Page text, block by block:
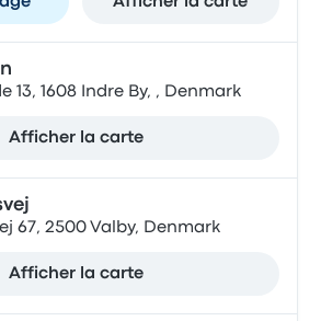
13, 1608 Indre By, , Denmark
Afficher la carte
67, 2500 Valby, Denmark
Afficher la carte